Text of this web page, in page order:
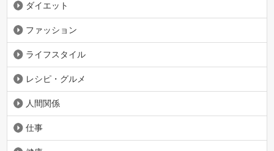
ダイエット
ファッション
ライフスタイル
レシピ・グルメ
人間関係
仕事